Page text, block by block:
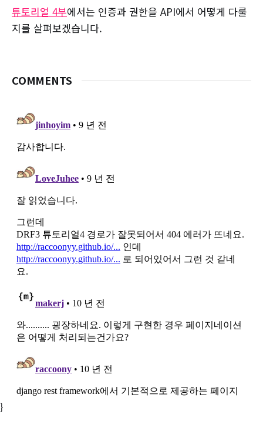
튜토리얼 4부에서는 인증과 권한을 API에서 어떻게 다룰
지를 살펴보겠습니다.
COMMENTS
}